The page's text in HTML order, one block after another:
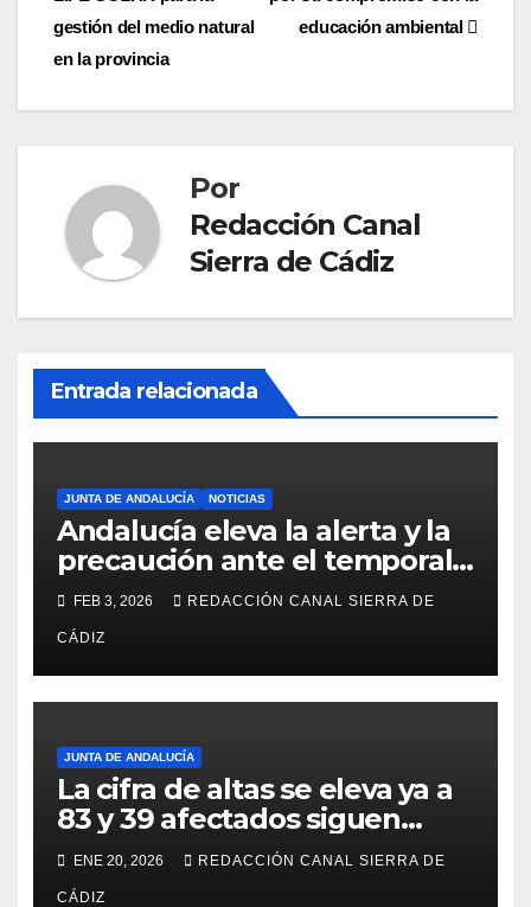
entradas
educación ambiental
gestión del medio natural
en la provincia
Por
Redacción Canal
Sierra de Cádiz
Entrada relacionada
JUNTA DE ANDALUCÍA NOTICIAS
Andalucía eleva la alerta y la
precaución ante el temporal:
colegios cerrados y la UME en
preaviso
FEB 3, 2026 REDACCIÓN CANAL SIERRA DE
CÁDIZ
JUNTA DE ANDALUCÍA
La cifra de altas se eleva ya a
83 y 39 afectados siguen
ingresados tras el siniestro de
Adamuz
ENE 20, 2026 REDACCIÓN CANAL SIERRA DE
CÁDIZ